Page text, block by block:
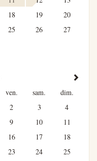
18 19
20
25 26
27
ven. sam.
dim.
2 3
4
9 10
11
16 17
18
23 24
25